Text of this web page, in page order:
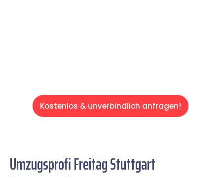
Kostenlos & unverbindlich anfragen!
Umzugsprofi Freitag Stuttgart